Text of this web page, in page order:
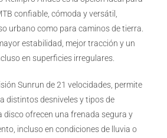
confiable, cómoda y versátil,
urbano como para caminos de tierra.
estabilidad, mejor tracción y un
en superficies irregulares.
Sunrun de 21 velocidades, permite
distintos desniveles y tipos de
disco ofrecen una frenada segura y
incluso en condiciones de lluvia o